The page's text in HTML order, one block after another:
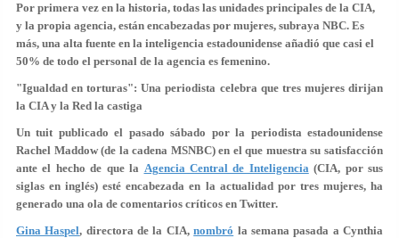
Por primera vez en la historia, todas las unidades principales de la CIA,
y la propia agencia, están encabezadas por mujeres, subraya NBC. Es
más, una alta fuente en la inteligencia estadounidense añadió que casi el
50% de todo el personal de la agencia es femenino.
"Igualdad en torturas": Una periodista celebra que tres mujeres dirijan
la CIA y la Red la castiga
Un tuit publicado el pasado sábado por la periodista estadounidense
Rachel Maddow (de la cadena MSNBC) en el que muestra su satisfacción
ante el hecho de que la Agencia Central de Inteligencia(CIA, por sus
siglas en inglés) esté encabezada en la actualidad por tres mujeres, ha
generado una ola de comentarios críticos en Twitter.
Gina Haspel, directora de la CIA,nombró la semana pasada a Cynthia